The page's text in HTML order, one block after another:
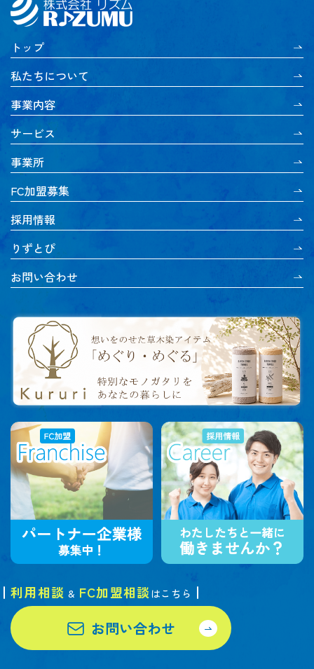
トップ
私たちについて
事業内容
サービス
事業所
FC加盟募集
採用情報
りずとぴ
お問い合わせ
利用相談 & FC加盟相談はこちら
お問い合わせ